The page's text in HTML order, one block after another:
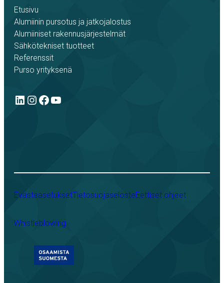
Etusivu
Alumiinin pursotus ja jatkojalostus
Alumiiniset rakennusjärjestelmät
Sähkötekniset tuotteet
Referenssit
Purso yrityksenä
LinkedIn
Instagram
Facebook
YouTube
EvästeasetuksetTietosuojaselosteEettiset ohjeet
Whistleblowing